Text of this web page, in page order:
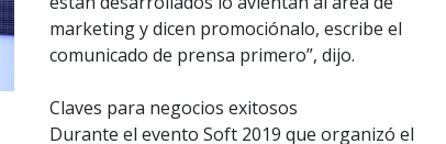
marketing y dicen promociónalo, escribe el
comunicado de prensa primero”, dijo.
Claves para negocios exitosos
Durante el evento Soft 2019 que organizó el